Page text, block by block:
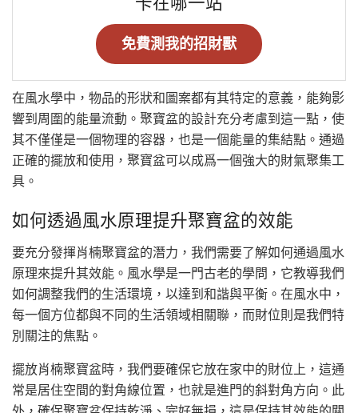
免費測我的招財獸
在風水學中，物品的形狀和圖案都有其特定的意義，能夠影
響到周圍的能量流動。聚寶盆的設計充分考慮到這一點，使
其不僅僅是一個物理的容器，也是一個能量的集結點。通過
正確的擺放和使用，聚寶盆可以成爲一個強大的財氣聚集工
具。
如何透過風水原理提升聚寶盆的效能
要充分發揮肖楠聚寶盆的潛力，我們需要了解如何通過風水
原理來提升其效能。風水學是一門古老的學問，它教導我們
如何調整我們的生活環境，以達到和諧與平衡。在風水中，
每一個方位都與不同的生活領域相關聯，而財位則是我們特
別關注的焦點。
擺放肖楠聚寶盆時，我們要確保它放在家中的財位上，這通
常是居住空間的對角線位置，也就是進門的斜對角方向。此